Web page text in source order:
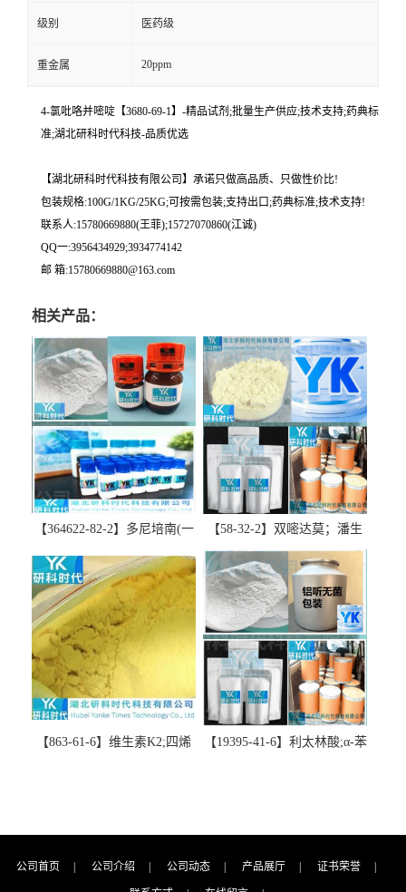
级别 医药级
重金属 20ppm
4-氯吡咯并嘧啶【3680-69-1】-精品试剂;批量生产供应;技术支持;药典标
准;湖北研科时代科技-品质优选
【湖北研科时代科技有限公司】承诺只做高品质、只做性价比!
包装规格:100G/1KG/25KG;可按需包装;支持出口;药典标准;技术支持!
联系人:15780669880(王菲);15727070860(江诚)
QQ一:3956434929;3934774142
邮 箱:15780669880@163.com
相关产品：
【364622-82-2】多尼培南(一
精品科研试剂-湖北研科时代
科技-“研”无止境;“科”学创
新！支持三方验证；支持定
制；检测图谱；MSDS等技术
支持！
【58-32-2】双嘧达莫；潘生
丁-精品科研试剂-湖北研科时
代科技-“研”无止境;“科”学创
新！支持三方验证；支持定
制；检测图谱；MSDS等技术
支持！
【863-61-6】维生素K2;四烯
方验证 -业务咨询联系-王菲
【19395-41-6】利太林酸;α-苯
持三方验证；支持定制；检
公司首页 公司介绍 公司动态 产品展厅 证书荣誉